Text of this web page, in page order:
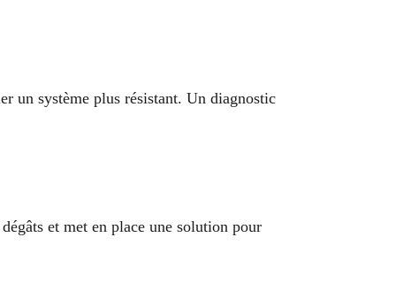
un système plus résistant. Un diagnostic
et met en place une solution pour